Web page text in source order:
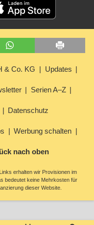
& Co. KG Updates
Serien A–Z
Datenschutz
Werbung schalten
nach oben
erhalten wir Provisionen im
bedeutet keine Mehrkosten für
dieser Website.